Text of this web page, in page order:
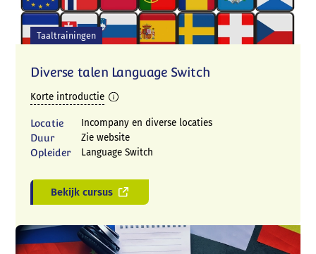
Taaltrainingen
Diverse talen Language Switch
Korte introductie
Locatie
Incompany en diverse locaties
Duur
Zie website
Opleider
Language Switch
Bekijk cursus